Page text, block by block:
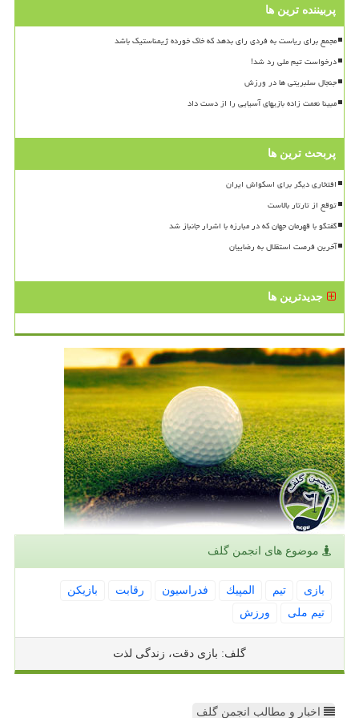
پربیننده ترین ها
مجمع برای ریاست به فردی رای بدهد که خاک خورده ژیمناستیک باشد
درخواست تیم ملی رد شد!
جنجال سلبریتی ها در ورزش
مبینا نعمت زاده بازیهای آسیایی را از دست داد
پربحث ترین ها
افتخاری دیگر برای اسکواش ایران
توقع از تارتار بالاست
گفتگو با قهرمان جهان که در مبارزه با اشرار جانباز شد
آخرین فرصت استقلال به رضاییان
جدیدترین ها
موضوع های انجمن گلف
بازی تیم المپیك فدراسیون رقابت
بازیكن
تیم ملی
ورزش
گلف: بازی دقت، زندگی لذت
اخبار و مطالب انجمن گلف